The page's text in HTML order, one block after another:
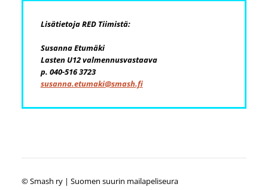
Lisätietoja RED Tiimistä:
Susanna Etumäki
Lasten U12 valmennusvastaava
p. 040-516 3723
susanna.etumaki@smash.fi
©Smash ry | Suomen suurin mailapeliseura